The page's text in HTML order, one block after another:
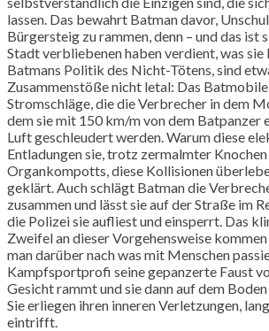
lassen. Das bewahrt Batman davor,
Bürgersteig zu rammen, denn – und das ist
Stadt verbliebenen haben verdient, was sie
Batmans Politik des Nicht-Tötens, sind
Zusammenstöße nicht letal: Das
Stromschläge, die die Verbrecher in dem
dem sie mit 150 km/m von dem Batpanzer
Luft geschleudert werden. Warum diese
Entladungen sie, trotz zermalmter Knochen
Organkompotts, diese Kollisionen
geklärt. Auch schlägt Batman die
zusammen und lässt sie auf der Straße im
die Polizei sie aufliest und einsperrt. Das
Zweifel an dieser Vorgehensweise
man darüber nach was mit Menschen
Kampfsportprofi seine gepanzerte Faust
Gesicht rammt und sie dann auf dem
Sie erliegen ihren inneren Verletzungen,
eintrifft.